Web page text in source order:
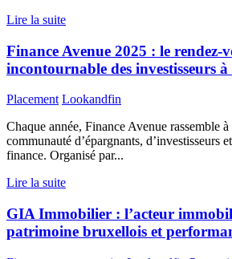
Lire la suite
Finance Avenue 2025 : le rendez-
incontournable des investisseurs
Placement Lookandfin
Chaque année, Finance Avenue rassemble
communauté d’épargnants, d’investisseurs
finance. Organisé par...
Lire la suite
GIA Immobilier : l’acteur
patrimoine bruxellois et